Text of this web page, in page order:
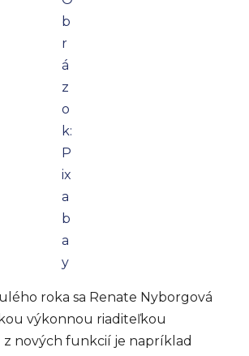
b
r
á
z
o
k:
P
ix
a
b
a
y
roka sa Renate Nyborgová
výkonnou riaditeľkou
nových funkcií je napríklad